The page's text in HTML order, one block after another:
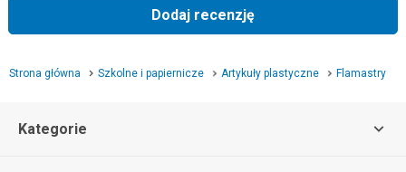
Dodaj recenzję
Strona główna Szkolne i papiernicze Artykuły plastyczne Flamastry
Kategorie